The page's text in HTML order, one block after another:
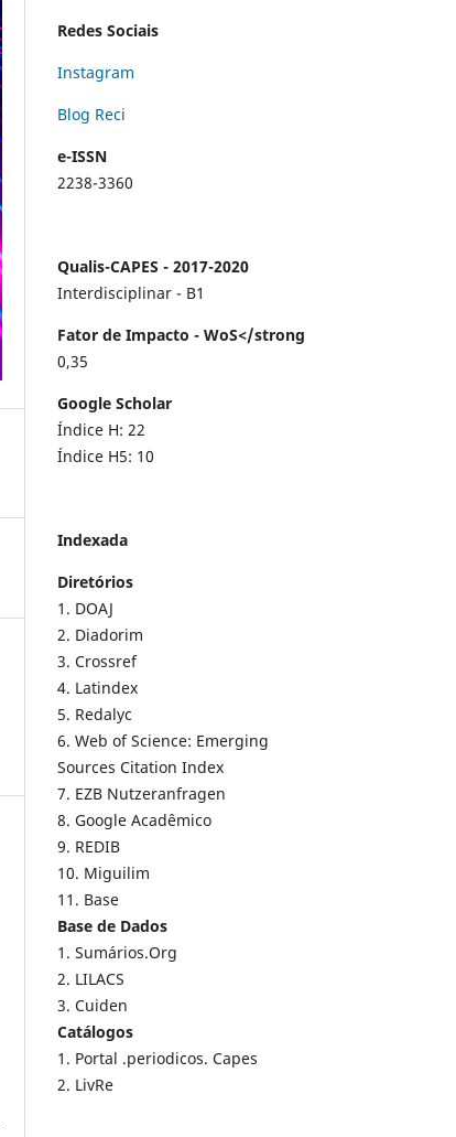
Redes Sociais
Instagram
Blog Reci
e-ISSN
2238-3360
Qualis-CAPES - 2017-2020
Interdisciplinar - B1
Fator de Impacto - WoS</strong
0,35
Google Scholar
Índice H: 22
Índice H5: 10
Indexada
Diretórios
1. DOAJ
2. Diadorim
3. Crossref
4. Latindex
5. Redalyc
6. Web of Science: Emerging
Sources Citation Index
7. EZB Nutzeranfragen
8. Google Acadêmico
9. REDIB
10. Miguilim
11. Base
Base de Dados
1. Sumários.Org
2. LILACS
3. Cuiden
Catálogos
1. Portal .periodicos. Capes
2. LivRe